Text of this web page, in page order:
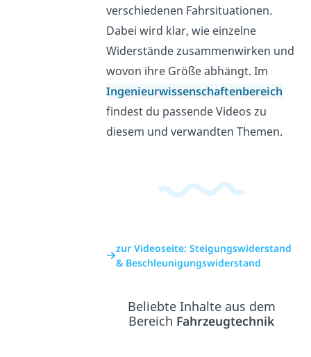
verschiedenen Fahrsituationen.
Dabei wird klar, wie einzelne
Widerstände zusammenwirken und
wovon ihre Größe abhängt. Im
Ingenieurwissenschaftenbereich
findest du passende Videos zu
diesem und verwandten Themen.
zur Videoseite: Steigungswiderstand
& Beschleunigungswiderstand
Beliebte Inhalte aus dem
Bereich Fahrzeugtechnik